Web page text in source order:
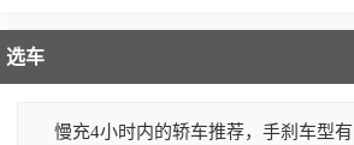
选车
慢充4小时内的轿车推荐，手刹车型